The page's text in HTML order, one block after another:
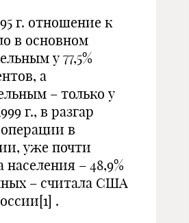
г. отношение к
в основном
у 77,5%
а
– только у
г., в разгар
в
уже почти
населения – 48,9%
– считала США
[1] .